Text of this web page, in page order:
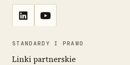
STANDARDY I PRAWO
Linki partnerskie